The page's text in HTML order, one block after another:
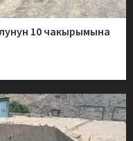
10 чакырымына